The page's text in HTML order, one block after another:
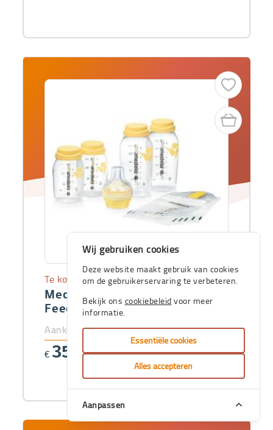
Medela moedermelk Store &
Feed set
Te koop
Aankoopprijs
€ 35 ,99
Wij gebruiken cookies
Deze website maakt gebruik van cookies
om de gebruikerservaring te verbeteren.
Bekijk ons cookiebeleid voor meer
informatie.
Essentiële cookies
Alles accepteren
Aanpassen